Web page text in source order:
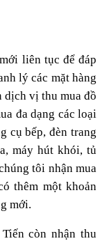
liên tục để đáp
lý các mặt hàng
dịch vị thu mua đồ
đa dạng các loại
cụ bếp, đèn trang
máy hút khói, tủ
tôi nhận mua
thêm một khoản
mới.
còn nhận thu